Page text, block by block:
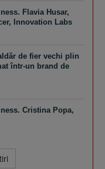
Flavia Husar,
Innovation Labs
de fier vechi plin
într-un brand de
Cristina Popa,